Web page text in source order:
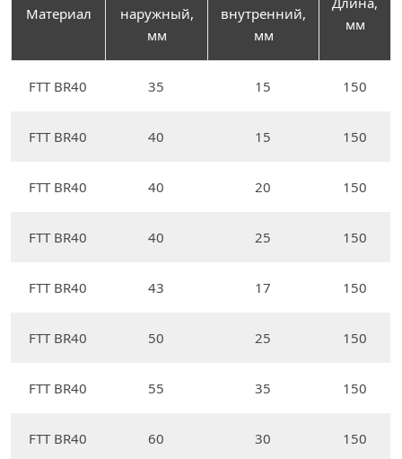
Материал
наружный,
мм
внутренний,
мм
мм
FTT BR40 35 15 150
FTT BR40 40 15 150
FTT BR40 40 20 150
FTT BR40 40 25 150
FTT BR40 43 17 150
FTT BR40 50 25 150
FTT BR40 55 35 150
FTT BR40 60 30 150